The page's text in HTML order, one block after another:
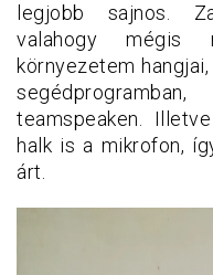
legjobb sajnos.
valahogy mégis
környezetem
teamspeaken.
halk is a mikrofon,
árt.